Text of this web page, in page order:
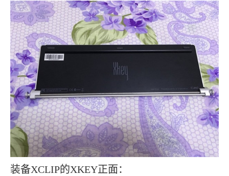
装备XCLIP的XKEY正面：